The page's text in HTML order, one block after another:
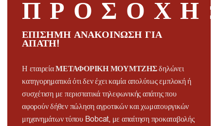
διασφαλίζοντας ότι κάθε στάδιο παραμένει ασφαλές,
ΕΠΙΣΗΜΗ ΑΝΑΚΟΙΝΩΣΗ ΓΙΑ
ΑΠΑΤΗ!
Η εταιρείαΜΕΤΑΦΟΡΙΚΗ ΜΟΥΜΤΖΗΣδηλώνει
κατηγορηματικά ότι δεν έχει καμία απολύτως εμπλοκή ή
συσχέτιση με περιστατικά τηλεφωνικής απάτης που
αφορούν δήθεν πώληση αγροτικών και χωματουργικών
μηχανημάτων τύπου Bobcat, με απαίτηση προκαταβολής